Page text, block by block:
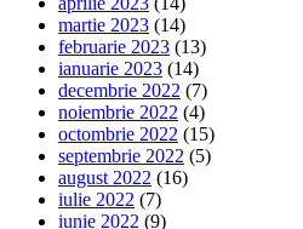
martie 2023 (14)
februarie 2023 (13)
ianuarie 2023 (14)
decembrie 2022 (7)
noiembrie 2022 (4)
octombrie 2022 (15)
septembrie 2022 (5)
august 2022 (16)
iulie 2022 (7)
iunie 2022 (9)